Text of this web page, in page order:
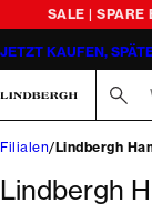
SALE |
JETZT KAUFEN,
Filialen Lindbergh
Lindbergh